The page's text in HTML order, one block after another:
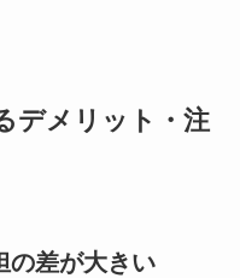
デメリット・注
の差が大きい